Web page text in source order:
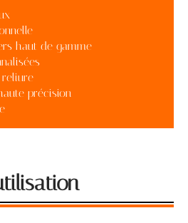
haut de gamme
précision